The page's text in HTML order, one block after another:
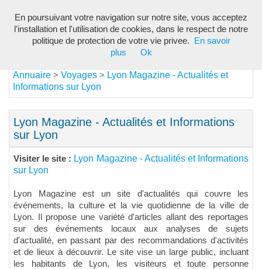
Annuaire > Voyages > Lyon Magazine - Actualités et
Informations sur Lyon
Lyon Magazine - Actualités et Informations
sur Lyon
Visiter le site : Lyon Magazine - Actualités et Informations
sur Lyon
Lyon Magazine est un site d'actualités qui couvre les
événements, la culture et la vie quotidienne de la ville de
Lyon. Il propose une variété d'articles allant des reportages
sur des événements locaux aux analyses de sujets
d'actualité, en passant par des recommandations d'activités
et de lieux à découvrir. Le site vise un large public, incluant
les habitants de Lyon, les visiteurs et toute personne
En poursuivant votre navigation sur notre site, vous acceptez
l'installation et l'utilisation de cookies, dans le respect de notre
politique de protection de votre vie privee.
En savoir
plus
Ok